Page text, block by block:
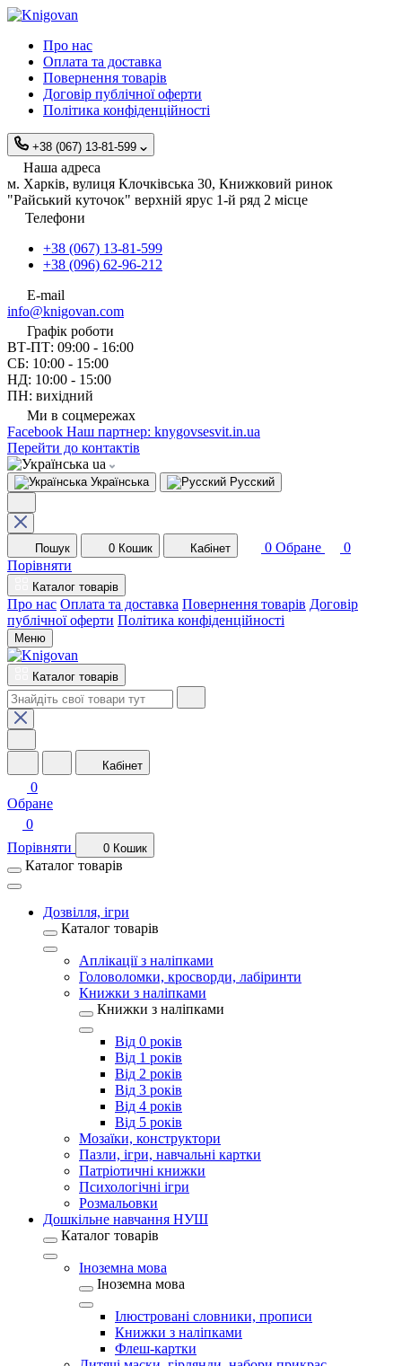
Про нас
Оплата та доставка
Повернення товарів
Договір публічної оферти
Політика конфіденційності
+38 (067) 13-81-599
Наша адреса
м. Харків, вулиця Клочківська 30, Книжковий ринок
"Райський куточок" верхній ярус 1-й ряд 2 місце
Телефони
+38 (067) 13-81-599
+38 (096) 62-96-212
E-mail
info@knigovan.com
Графік роботи
ВТ-ПТ: 09:00 - 16:00
СБ: 10:00 - 15:00
НД: 10:00 - 15:00
ПН: вихідний
Ми в соцмережах
Facebook Наш партнер: knygovsesvit.in.ua
Перейти до контактів
ua
Українська Русский
Пошук 0 Кошик Кабінет 0 Обране
0
Порівняти
Каталог товарів
Про нас Оплата та доставка Повернення товарів Договір
публічної оферти Політика конфіденційності
Меню
Каталог товарів
Кабінет
0
Обране
0
Порівняти
0 Кошик
Каталог товарів
Дозвілля, ігри
Каталог товарів
Аплікації з наліпками
Головоломки, кросворди, лабіринти
Книжки з наліпками
Книжки з наліпками
Від 0 років
Від 1 років
Від 2 років
Від 3 років
Від 4 років
Від 5 років
Мозаїки, конструктори
Пазли, ігри, навчальні картки
Патріотичні книжки
Психологічні ігри
Розмальовки
Дошкільне навчання НУШ
Каталог товарів
Іноземна мова
Іноземна мова
Ілюстровані словники, прописи
Книжки з наліпками
Флеш-картки